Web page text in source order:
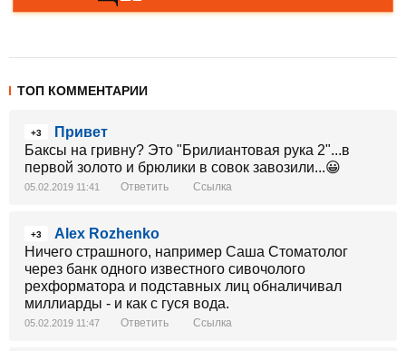
ТОП КОММЕНТАРИИ
+3
Привет
Баксы на гривну? Это "Брилиантовая рука 2"...в
первой золото и брюлики в совок завозили...😀
05.02.2019 11:41 Ответить Ссылка
+3
Alex Rozhenko
Ничего страшного, например Саша Стоматолог
через банк одного известного сивочолого
рехформатора и подставных лиц обналичивал
миллиарды - и как с гуся вода.
05.02.2019 11:47 Ответить Ссылка